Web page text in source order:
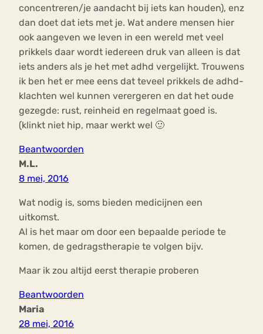
concentreren/je aandacht bij iets kan houden), enz
dan doet dat iets met je. Wat andere mensen hier
ook aangeven we leven in een wereld met veel
prikkels daar wordt iedereen druk van alleen is dat
iets anders als je het met adhd vergelijkt. Trouwens
ik ben het er mee eens dat teveel prikkels de adhd-
klachten wel kunnen verergeren en dat het oude
gezegde: rust, reinheid en regelmaat goed is.
(klinkt niet hip, maar werkt wel 🙂
Beantwoorden
M.L.
8 mei, 2016
Wat nodig is, soms bieden medicijnen een
uitkomst.
Al is het maar om door een bepaalde periode te
komen, de gedragstherapie te volgen bijv.
Maar ik zou altijd eerst therapie proberen
Beantwoorden
Maria
28 mei, 2016